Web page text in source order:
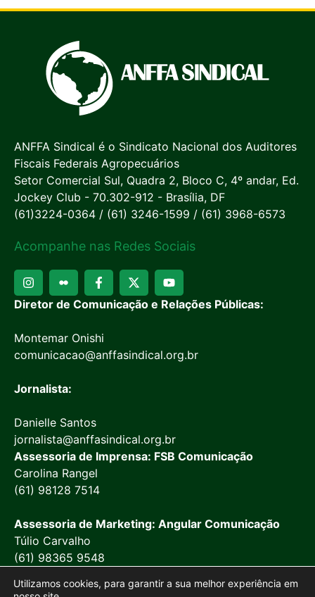
ANFFA Sindical é o Sindicato Nacional dos Auditores
Fiscais Federais Agropecuários
Setor Comercial Sul, Quadra 2, Bloco C, 4º andar, Ed.
Jockey Club - 70.302-912 - Brasília, DF
(61)3224-0364 / (61) 3246-1599 / (61) 3968-6573
Acompanhe nas Redes Sociais
Diretor de Comunicação e Relações Públicas:
Montemar Onishi
comunicacao@anffasindical.org.br
Jornalista:
Danielle Santos
jornalista@anffasindical.org.br
Assessoria de Imprensa: FSB Comunicação
Carolina Rangel
(61) 98128 7514
Assessoria de Marketing: Angular Comunicação
Túlio Carvalho
(61) 98365 9548
Utilizamos cookies, para garantir a sua melhor experiência em